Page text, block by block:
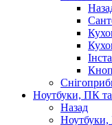
Ноутбуки, ПК та
Назад
Ноутбуки,